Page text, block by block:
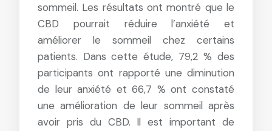
sommeil. Les résultats ont montré que le
CBD pourrait réduire l’anxiété et
améliorer le sommeil chez certains
patients. Dans cette étude, 79,2 % des
participants ont rapporté une diminution
de leur anxiété et 66,7 % ont constaté
une amélioration de leur sommeil après
avoir pris du CBD. Il est important de